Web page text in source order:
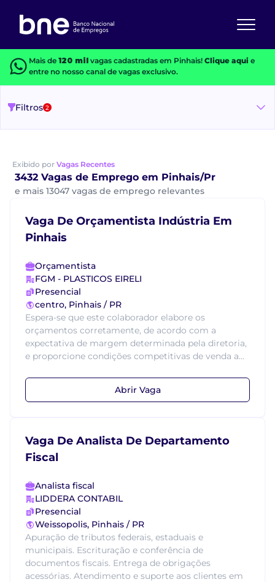
Mais de 120 milvagas cadastradas em Pinhais! Clique aquie
entre no nosso canal de vagas exclusivo.
Filtros 2
Exibido por Vagas Recentes
3432 Vagas de Emprego em Pinhais/Pr
e mais 13047 vagas de emprego relevantes
Vaga De Orçamentista Indústria Em
Pinhais
Orçamentista
FGM - PLASTICOS EIRELI
Presencial
centro, Pinhais / PR
Espera-se que este colaborador elabore os
orçamentos corretamente, de acordo com a
expectativa de margem determinada pela diretoria,
e proporcione condições competitivas de venda a...
Abrir Vaga
Vaga De Analista De Departamento
Fiscal
Analista fiscal
LIDDERA CONTABIL
Presencial
Weissopolis, Pinhais / PR
Apuração de tributos federais, estaduais e
municipais. Escrituração e conferência de
documentos fiscais. Entrega de obrigações
acessórias. Atendimento e suporte aos clientes em